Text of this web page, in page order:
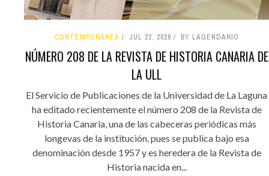
CONTEMPORÁNEA JUL 22, 2026 BY LAGENDARIO
NÚMERO 208 DE LA REVISTA DE HISTORIA CANARIA DE
LA ULL
El Servicio de Publicaciones de la Universidad de La Laguna
ha editado recientemente el número 208 de la Revista de
Historia Canaria, una de las cabeceras periódicas más
longevas de la institución, pues se publica bajo esa
denominación desde 1957 y es heredera de la Revista de
Historia nacida en...